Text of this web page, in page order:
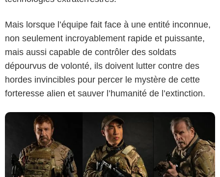
Mais lorsque l’équipe fait face à une entité inconnue,
non seulement incroyablement rapide et puissante,
mais aussi capable de contrôler des soldats
dépourvus de volonté, ils doivent lutter contre des
hordes invincibles pour percer le mystère de cette
forteresse alien et sauver l’humanité de l’extinction.